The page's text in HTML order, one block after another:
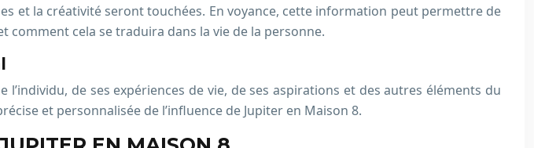
et la créativité seront touchées. En voyance, cette information peut permettre de
comment cela se traduira dans la vie de la personne.
de ses expériences de vie, de ses aspirations et des autres éléments du
et personnalisée de l’influence de Jupiter en Maison 8.